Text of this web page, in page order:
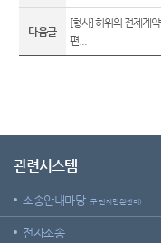
찾아오
시는길
센터
사법지
원
다음글
[형사] 허위의 전제계
편...
관련시스템
소송안내마당 (구 전자민원센터)
전자소송